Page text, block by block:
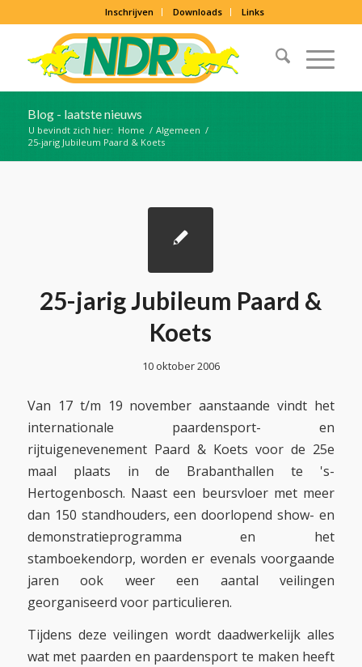
Inschrijven Downloads Links
Blog - laatste nieuws
U bevindt zich hier: Home / Algemeen /
25-jarig Jubileum Paard & Koets
25-jarig Jubileum Paard &
Koets
10 oktober 2006
Van 17 t/m 19 november aanstaande vindt het
internationale paardensport- en
rijtuigenevenement Paard & Koets voor de 25e
maal plaats in de Brabanthallen te 's-
Hertogenbosch. Naast een beursvloer met meer
dan 150 standhouders, een doorlopend show- en
demonstratieprogramma en het
stamboekendorp, worden er evenals voorgaande
jaren ook weer een aantal veilingen
georganiseerd voor particulieren.
Tijdens deze veilingen wordt daadwerkelijk alles
wat met paarden en paardensport te maken heeft